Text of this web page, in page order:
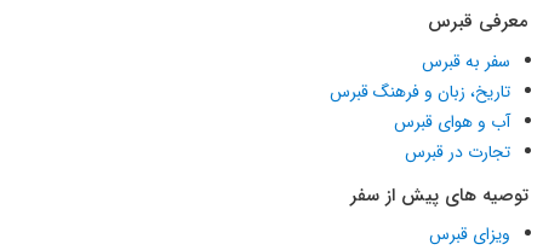
معرفی قبرس
سفر به قبرس
تاریخ، زبان و فرهنگ قبرس
آب و هوای قبرس
تجارت در قبرس
توصیه های پیش از سفر
ویزای قبرس